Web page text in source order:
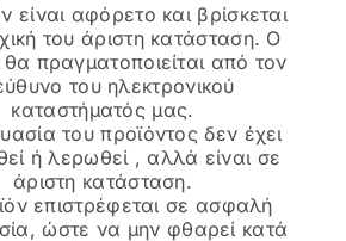
είναι αφόρετο και βρίσκεται
του άριστη κατάσταση. Ο
πραγματοποιείται από τον
του ηλεκτρονικού
καταστήματός μας.
του προϊόντος δεν έχει
ή λερωθεί , αλλά είναι σε
άριστη κατάσταση.
επιστρέφεται σε ασφαλή
ώστε να μην φθαρεί κατά